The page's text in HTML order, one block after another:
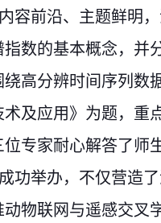
容前沿、主题鲜明
数的基本概念，并
高分辨时间序列数
及应用》为题，重
专家耐心解答了师
功举办，不仅营造
物联网与遥感交叉